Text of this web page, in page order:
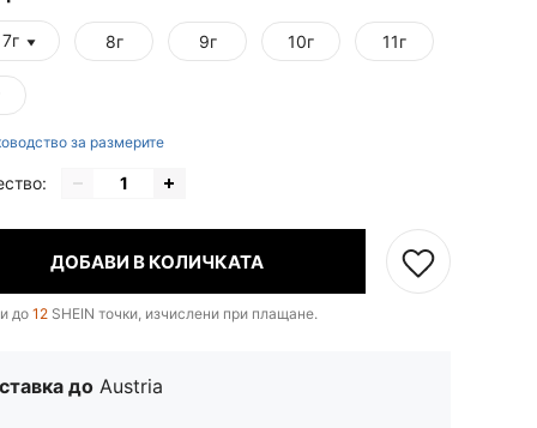
8г 9г 10г 11г
за размерите
ДОБАВИ В КОЛИЧКАТА
до12 SHEIN точки, изчислени при плащане.
до Austria